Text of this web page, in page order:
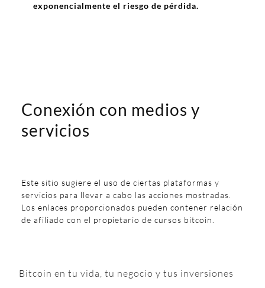
exponencialmente el riesgo de pérdida.
Conexión con medios y
servicios
Este sitio sugiere el uso de ciertas plataformas y
servicios para llevar a cabo las acciones mostradas.
Los enlaces proporcionados pueden contener relación
de afiliado con el propietario de cursos bitcoin.
Bitcoin en tu vida, tu negocio y tus inversiones